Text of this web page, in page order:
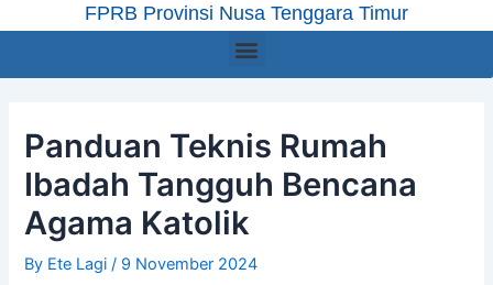
FPRB Provinsi Nusa Tenggara Timur
Menu
Panduan Teknis Rumah
Ibadah Tangguh Bencana
Agama Katolik
By Ete Lagi/ 9 November 2024